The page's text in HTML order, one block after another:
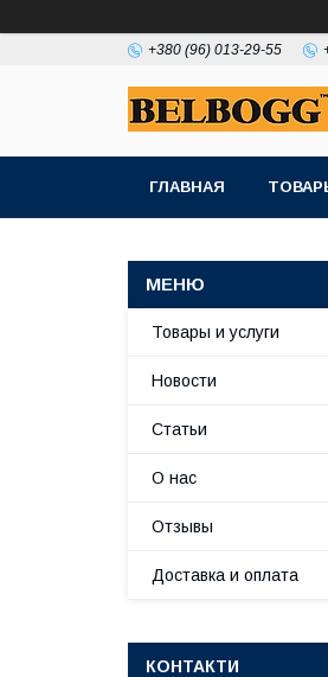
+380 (96) 013-29-55
ГЛАВНАЯ
Товары и услуги
Новости
Статьи
О нас
Отзывы
Доставка и оплата
КОНТАКТИ